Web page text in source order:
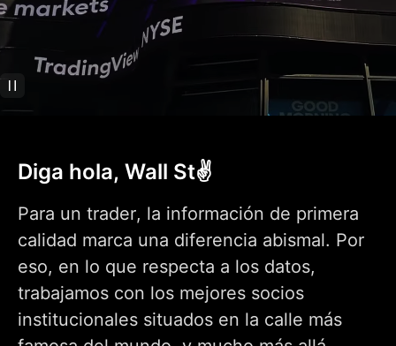
segundo
Datos históricos por
Reproducción de
Análisis técnico
+400 indicadores
populares
prediseñados
Más de 100.000
indicadores creados
por la comunidad
Indicador sobre
1 1
Diga hola, Wall St✌️
Para un trader, la información de primera
calidad marca una diferencia abismal. Por
eso, en lo que respecta a los datos,
trabajamos con los mejores socios
institucionales situados en la calle más